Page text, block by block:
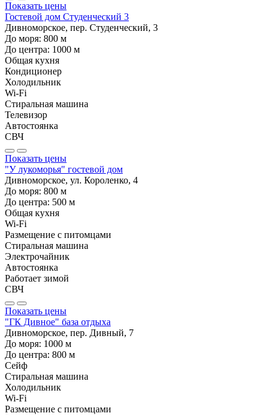
Показать цены
Гостевой дом Студенческий 3
Дивноморское, пер. Студенческий, 3
До моря: 800 м
До центра: 1000 м
Общая кухня
Кондиционер
Холодильник
Wi-Fi
Стиральная машина
Телевизор
Автостоянка
СВЧ
Показать цены
"У лукоморья" гостевой дом
Дивноморское, ул. Короленко, 4
До моря: 800 м
До центра: 500 м
Общая кухня
Wi-Fi
Размещение с питомцами
Стиральная машина
Электрочайник
Автостоянка
Работает зимой
СВЧ
Показать цены
"ГК Дивное" база отдыха
Дивноморское, пер. Дивный, 7
До моря: 1000 м
До центра: 800 м
Сейф
Стиральная машина
Холодильник
Wi-Fi
Размещение с питомцами